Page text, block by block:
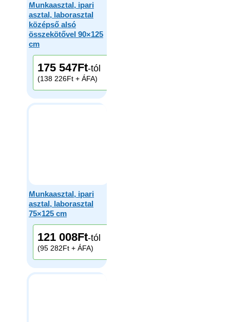
Munkaasztal, ipari
asztal, laborasztal
középső alsó
összekötővel 90×125
cm
175 547Ft-tól
(138 226Ft + ÁFA)
Munkaasztal, ipari
asztal, laborasztal
75×125 cm
121 008Ft-tól
(95 282Ft + ÁFA)